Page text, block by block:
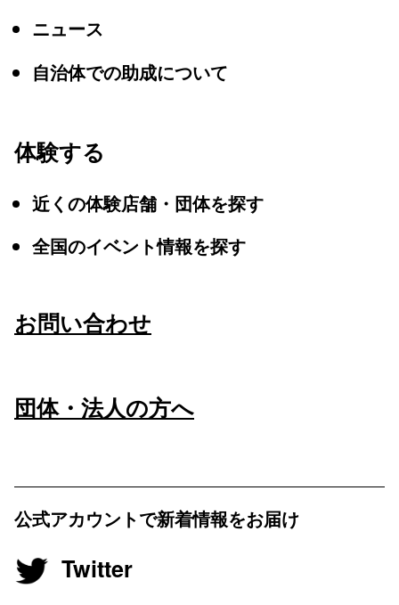
ニュース
自治体での助成について
体験する
近くの体験店舗・団体を探す
全国のイベント情報を探す
お問い合わせ
団体・法人の方へ
公式アカウントで新着情報をお届け
Twitter